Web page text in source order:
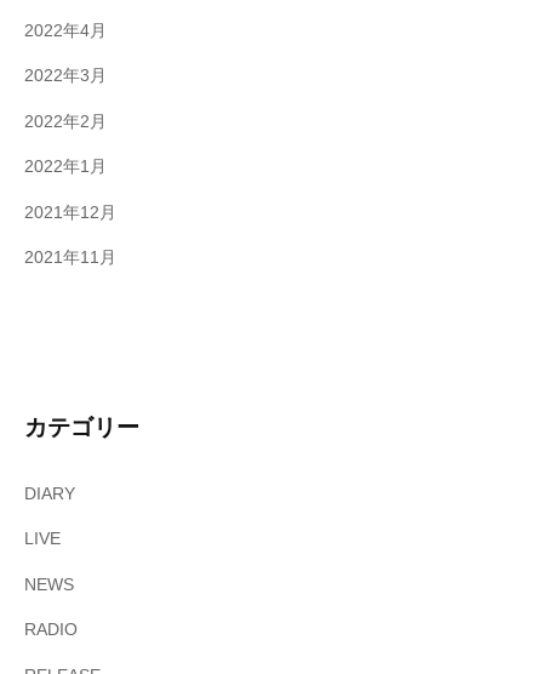
2022年4月
2022年3月
2022年2月
2022年1月
2021年12月
2021年11月
カテゴリー
DIARY
LIVE
NEWS
RADIO